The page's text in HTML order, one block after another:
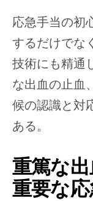
応急手当の初
するだけでな
技術にも精通
な出血の止血
候の認識と対
ある。
重篤な
重要な